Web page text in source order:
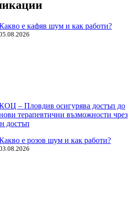
е кафяв шум и как работи?
– Пловдив осигурява достъп до
терапевтични възможности чрез
достъп
е розов шум и как работи?